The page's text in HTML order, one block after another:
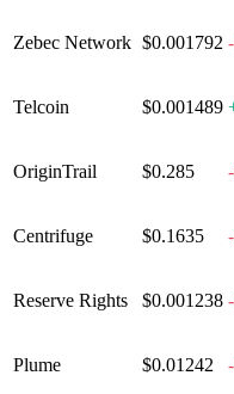
Zebec Network $0.001792
Telcoin $0.001489
OriginTrail $0.285
Centrifuge $0.1635
Reserve Rights $0.001238
Plume $0.01242